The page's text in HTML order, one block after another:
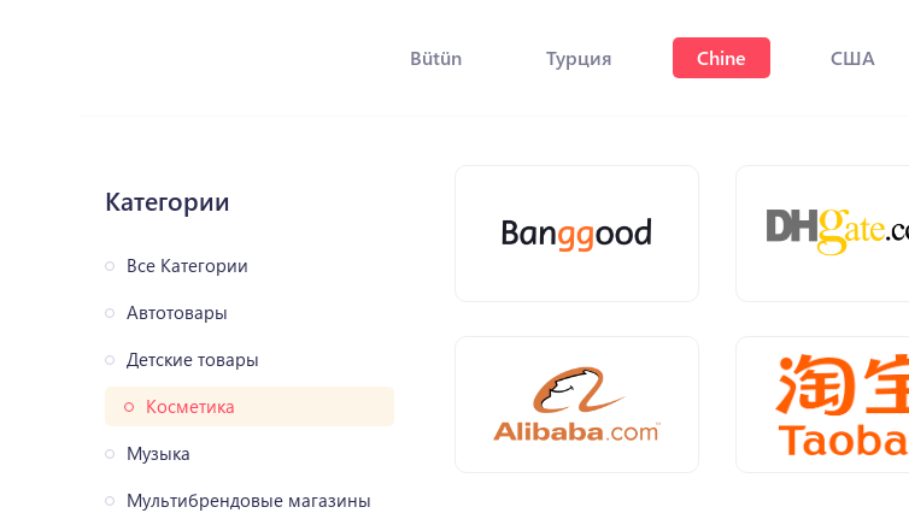
Bütün Турция Chine США
Категории
Все Категории
Автотовары
Детские товары
Косметика
Музыка
Мультибрендовые магазины